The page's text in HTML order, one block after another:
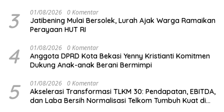
3 01/08/2026 0 Komentar
Jatibening Mulai Bersolek, Lurah Ajak Warga Ramaikan
Perayaan HUT RI
4 01/08/2026 0 Komentar
Anggota DPRD Kota Bekasi Yenny Kristianti Komitmen
Dukung Anak-anak Berani Bermimpi
5 01/08/2026 0 Komentar
Akselerasi Transformasi TLKM 30: Pendapatan, EBITDA,
dan Laba Bersih Normalisasi Telkom Tumbuh Kuat di